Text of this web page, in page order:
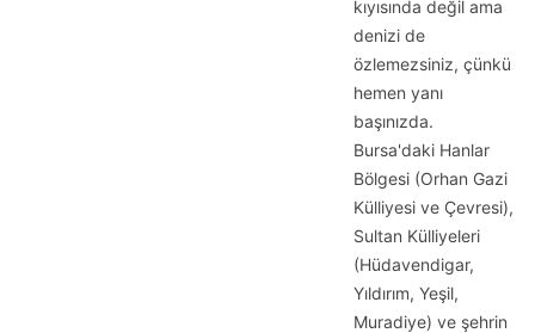
kıyısında değil ama
denizi de
özlemezsiniz, çünkü
hemen yanı
başınızda.
Bursa'daki Hanlar
Bölgesi (Orhan Gazi
Külliyesi ve Çevresi),
Sultan Külliyeleri
(Hüdavendigar,
Yıldırım, Yeşil,
Muradiye) ve şehrin